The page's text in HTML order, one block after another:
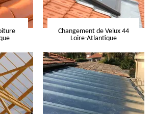
Changement de Velux 44
Loire-Atlantique